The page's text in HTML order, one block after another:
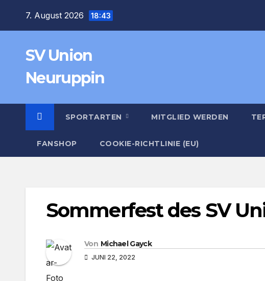
7. August 2026 18:43
SV Union
Neuruppin
SPORTARTEN MITGLIED WERDEN
FANSHOP COOKIE-RICHTLINIE (EU)
Sommerfest des SV
Von Michael Gayck
JUNI 22, 2022